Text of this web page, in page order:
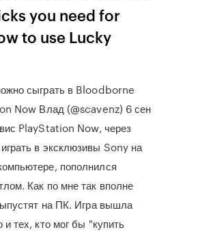
you need for
to use Lucky
сыграть в Bloodborne
Now Влад (@scavenz) 6 сен
PlayStation Now, через
в эксклюзивы Sony на
пополнился
Как по мне так вполне
на ПК. Игра вышла
тех, кто мог бы "купить